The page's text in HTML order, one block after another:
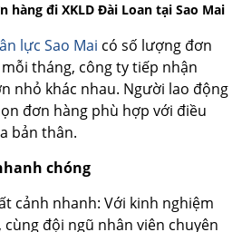
hàng đi XKLD Đài Loan tại Sao Mai
lực Sao Mai có số lượng đơn
tháng, công ty tiếp nhận
nhỏ khác nhau. Người lao động
đơn hàng phù hợp với điều
bản thân.
chóng
cảnh nhanh: Với kinh nghiệm
đội ngũ nhân viên chuyên